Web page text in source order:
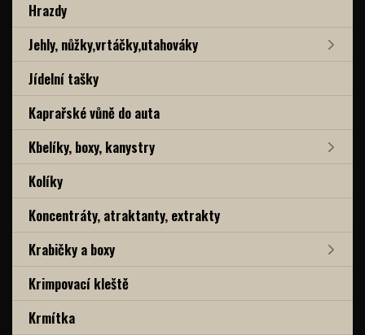
Hrazdy
Jehly, nůžky,vrtáčky,utahováky
Jídelní tašky
Kaprařské vůně do auta
Kbelíky, boxy, kanystry
Kolíky
Koncentráty, atraktanty, extrakty
Krabičky a boxy
Krimpovací kleště
Krmítka